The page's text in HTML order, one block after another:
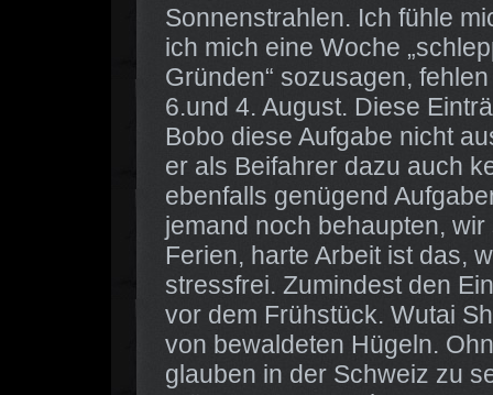
Sonnenstrahlen. Ich fühle
ich mich eine Woche
Gründen“ sozusagen,
6.und 4. August. Diese
Bobo diese Aufgabe nicht
er als Beifahrer dazu auch
ebenfalls genügend
jemand noch behaupten,
Ferien, harte Arbeit ist das,
stressfrei. Zumindest den
vor dem Frühstück. Wutai
von bewaldeten Hügeln.
glauben in der Schweiz zu